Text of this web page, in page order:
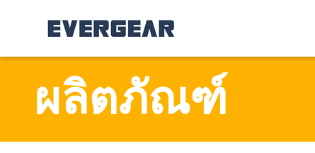
ผลิตภัณฑ์